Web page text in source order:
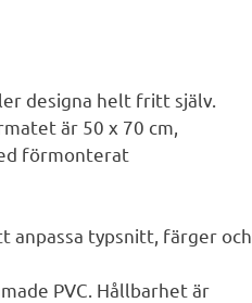
designa helt fritt själv.
är 50 x 70 cm,
förmonterat
anpassa typsnitt, färger och
PVC. Hållbarhet är